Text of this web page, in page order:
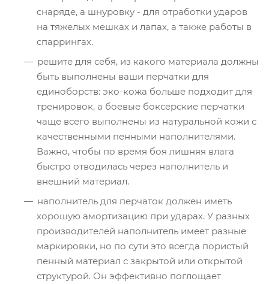
снаряде, а шнуровку - для отработки ударов
на тяжелых мешках и лапах, а также работы в
спаррингах.
решите для себя, из какого материала должны
быть выполнены ваши перчатки для
единоборств: эко-кожа больше подходит для
тренировок, а боевые боксерские перчатки
чаще всего выполнены из натуральной кожи с
качественными пенными наполнителями.
Важно, чтобы по время боя лишняя влага
быстро отводилась через наполнитель и
внешний материал.
наполнитель для перчаток должен иметь
хорошую амортизацию при ударах. У разных
производителей наполнитель имеет разные
маркировки, но по сути это всегда пористый
пенный материал с закрытой или открытой
структурой. Он эффективно поглощает